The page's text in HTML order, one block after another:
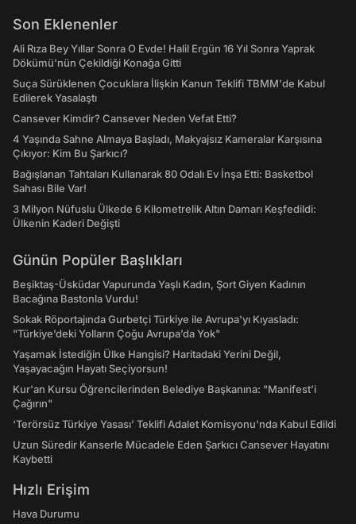
Son Eklenenler
Ali Rıza Bey Yıllar Sonra O Evde! Halil Ergün 16 Yıl Sonra Yaprak
Dökümü'nün Çekildiği Konağa Gitti
Suça Sürüklenen Çocuklara İlişkin Kanun Teklifi TBMM'de Kabul
Edilerek Yasalaştı
Cansever Kimdir? Cansever Neden Vefat Etti?
4 Yaşında Sahne Almaya Başladı, Makyajsız Kameralar Karşısına
Çıkıyor: Kim Bu Şarkıcı?
Bağışlanan Tahtaları Kullanarak 80 Odalı Ev İnşa Etti: Basketbol
Sahası Bile Var!
3 Milyon Nüfuslu Ülkede 6 Kilometrelik Altın Damarı Keşfedildi:
Ülkenin Kaderi Değişti
Günün Popüler Başlıkları
Beşiktaş-Üsküdar Vapurunda Yaşlı Kadın, Şort Giyen Kadının
Bacağına Bastonla Vurdu!
Sokak Röportajında Gurbetçi Türkiye ile Avrupa'yı Kıyasladı:
"Türkiye’deki Yolların Çoğu Avrupa’da Yok"
Yaşamak İstediğin Ülke Hangisi? Haritadaki Yerini Değil,
Yaşayacağın Hayatı Seçiyorsun!
Kur'an Kursu Öğrencilerinden Belediye Başkanına: "Manifest’i
Çağırın"
‘Terörsüz Türkiye Yasası’ Teklifi Adalet Komisyonu'nda Kabul Edildi
Uzun Süredir Kanserle Mücadele Eden Şarkıcı Cansever Hayatını
Kaybetti
Hızlı Erişim
Hava Durumu